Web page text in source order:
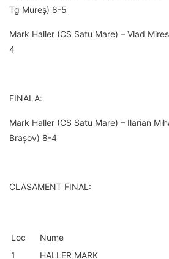
Tg Mureș) 8-5
Mark Haller (CS Satu Mare) – Vlad
4
FINALA:
Mark Haller (CS Satu Mare) – Ilarian
Brașov) 8-4
CLASAMENT FINAL:
Loc Nume
1
HALLER MARK